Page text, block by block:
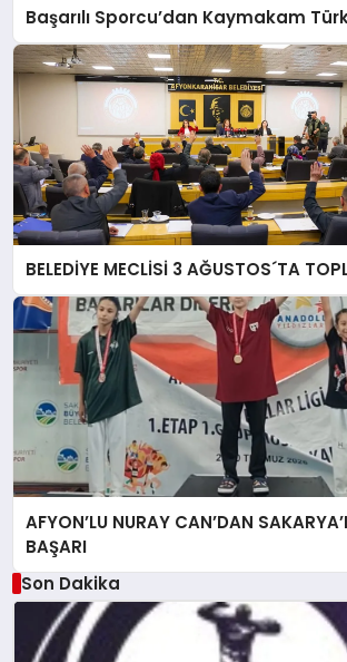
Başarılı Sporcu’dan Kaymakam
BELEDİYE MECLİSİ 3 AĞUSTOS´TA
AFYON’LU NURAY CAN’DAN
BAŞARI
Son Dakika